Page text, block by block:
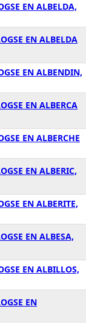
EN ALBELDA,
EN ALBELDA
EN ALBENDIN,
EN ALBERCA
EN ALBERCHE
EN ALBERIC,
EN ALBERITE,
EN ALBESA,
EN ALBILLOS,
EN